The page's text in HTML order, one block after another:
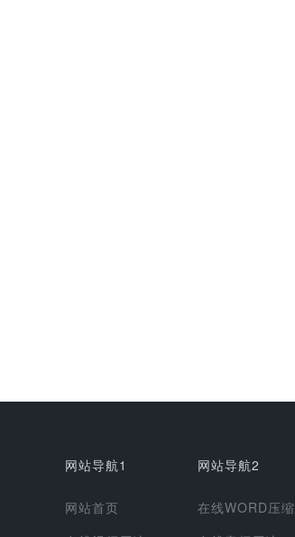
网站导航1
网站首页
网站导航2
在线WORD压缩